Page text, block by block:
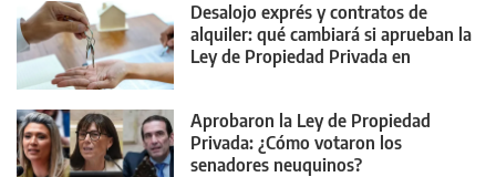
Desalojo exprés y contratos de
alquiler: qué cambiará si aprueban la
Ley de Propiedad Privada en
Aprobaron la Ley de Propiedad
Privada: ¿Cómo votaron los
senadores neuquinos?